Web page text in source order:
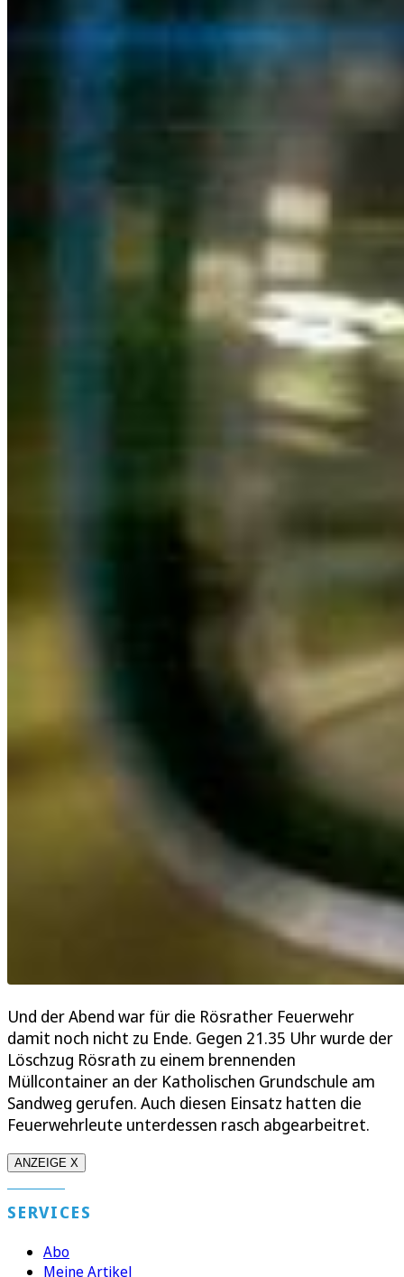
Und der Abend war für die Rösrather Feuerwehr
damit noch nicht zu Ende. Gegen 21.35 Uhr wurde der
Löschzug Rösrath zu einem brennenden
Müllcontainer an der Katholischen Grundschule am
Sandweg gerufen. Auch diesen Einsatz hatten die
Feuerwehrleute unterdessen rasch abgearbeitret.
ANZEIGE X
SERVICES
Abo
Meine Artikel